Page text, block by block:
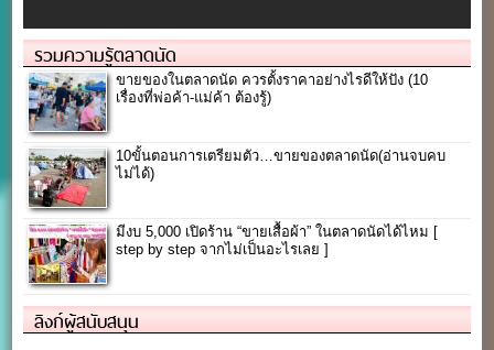
รวมความรู้ตลาดนัด
ขายของในตลาดนัด ควรตั้งราคาอย่างไรดีให้ปัง (10
เรื่องที่พ่อค้า-แม่ค้า ต้องรู้)
10ขั้นตอนการเตรียมตัว…ขายของตลาดนัด(อ่านจบคบ
ไม่ได้)
มีงบ 5,000 เปิดร้าน “ขายเสื้อผ้า” ในตลาดนัดได้ไหม [
step by step จากไม่เป็นอะไรเลย ]
ลิงก์ผู้สนับสนุน